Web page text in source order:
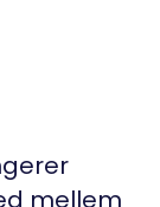
mellem